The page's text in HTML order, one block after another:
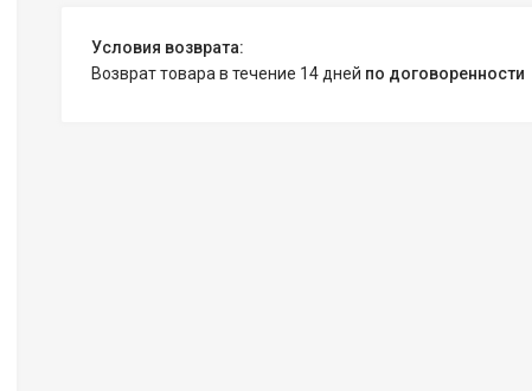
возврат товара в течение 14 дней по договоренности